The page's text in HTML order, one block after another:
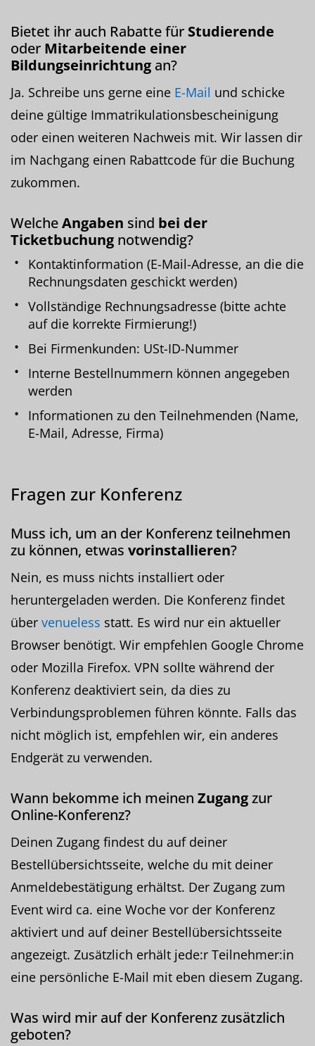
Bietet ihr auch Rabatte für Studierende
oder Mitarbeitende einer
Bildungseinrichtung an?
Ja. Schreibe uns gerne eine E-Mail und schicke
deine gültige Immatrikulationsbescheinigung
oder einen weiteren Nachweis mit. Wir lassen dir
im Nachgang einen Rabattcode für die Buchung
zukommen.
WelcheAngaben sind bei der
Ticketbuchung notwendig?
Kontaktinformation (E-Mail-Adresse, an die die
Rechnungsdaten geschickt werden)
Vollständige Rechnungsadresse (bitte achte
auf die korrekte Firmierung!)
Bei Firmenkunden: USt-ID-Nummer
Interne Bestellnummern können angegeben
werden
Informationen zu den Teilnehmenden (Name,
E-Mail, Adresse, Firma)
Fragen zur Konferenz
Muss ich, um an der Konferenz teilnehmen
zu können, etwas vorinstallieren?
Nein, es muss nichts installiert oder
heruntergeladen werden. Die Konferenz findet
über venueless statt. Es wird nur ein aktueller
Browser benötigt. Wir empfehlen Google Chrome
oder Mozilla Firefox. VPN sollte während der
Konferenz deaktiviert sein, da dies zu
Verbindungsproblemen führen könnte. Falls das
nicht möglich ist, empfehlen wir, ein anderes
Endgerät zu verwenden.
Wann bekomme ich meinen Zugangzur
Online-Konferenz?
Deinen Zugang findest du auf deiner
Bestellübersichtsseite, welche du mit deiner
Anmeldebestätigung erhältst. Der Zugang zum
Event wird ca. eine Woche vor der Konferenz
aktiviert und auf deiner Bestellübersichtsseite
angezeigt. Zusätzlich erhält jede:r Teilnehmer:in
eine persönliche E-Mail mit eben diesem Zugang.
Was wird mir auf der Konferenz zusätzlich
geboten?